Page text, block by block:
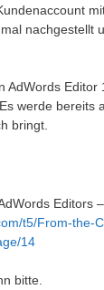
AdWords
werde
bringt.
t5/From-the-
14
bitte.